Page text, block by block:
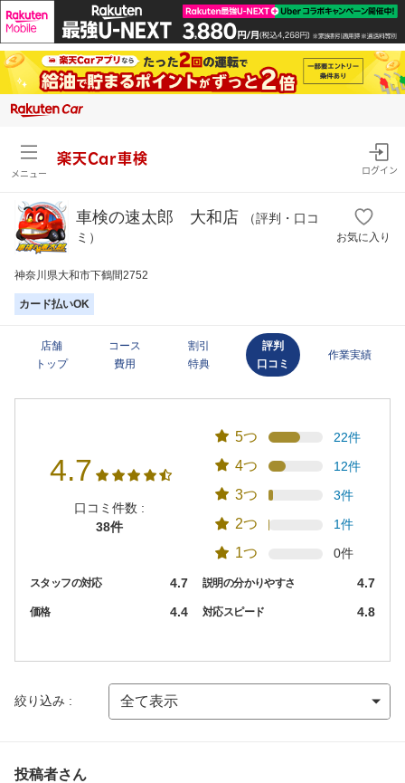
メニュー
楽天Car車検
ログイン
車検の速太郎 大和店
（評判・口コ
ミ）
お気に入り
神奈川県大和市下鶴間2752
カード払いOK
店舗
トップ
コース
費用
割引
特典
評判
口コミ
作業実績
4.7
口コミ件数 :
38件
5つ 22件
4つ 12件
3つ 3件
2つ 1件
1つ 0件
スタッフの対応 4.7 説明の分かりやすさ 4.7
価格 4.4 対応スピード 4.8
絞り込み :
投稿者さん